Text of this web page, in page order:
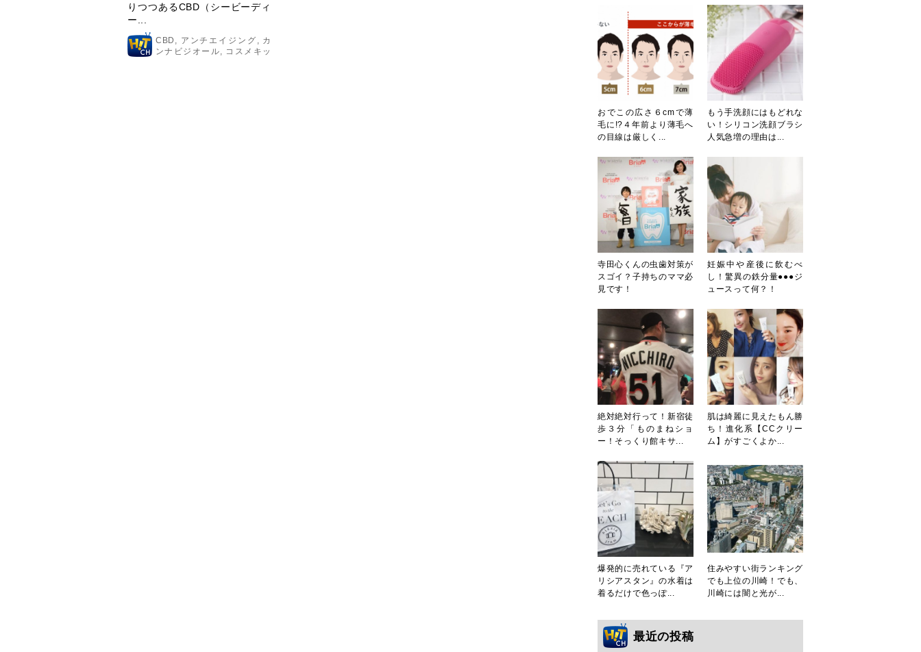
りつつあるCBD（シービーディ
ー...
CBD アンチエイジング
カ
ンナビジオール
コスメキッ
おでこの広さ６cmで薄
毛に!?４年前より薄毛へ
の目線は厳しく...
もう手洗顔にはもどれな
い！シリコン洗顔ブラシ
人気急増の理由は...
寺田心くんの虫歯対策が
スゴイ？子持ちのママ必
見です！
妊娠中や産後に飲むべ
し！驚異の鉄分量●●●ジ
ュースって何？！
絶対絶対行って！新宿徒
歩３分「ものまねショ
ー！そっくり館キサ...
肌は綺麗に見えたもん勝
ち！進化系【CCクリー
ム】がすごくよか...
爆発的に売れている『ア
リシアスタン』の水着は
着るだけで色っぽ...
住みやすい街ランキング
でも上位の川崎！でも、
川崎には闇と光が...
最近の投稿